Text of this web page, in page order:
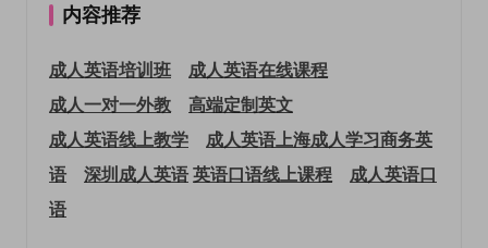
内容推荐
成人英语培训班
成人英语在线课程
成人一对一外教
高端定制英文
成人英语线上教学
成人英语上海成人学习商务英
语
深圳成人英语英语口语线上课程
成人英语口
语